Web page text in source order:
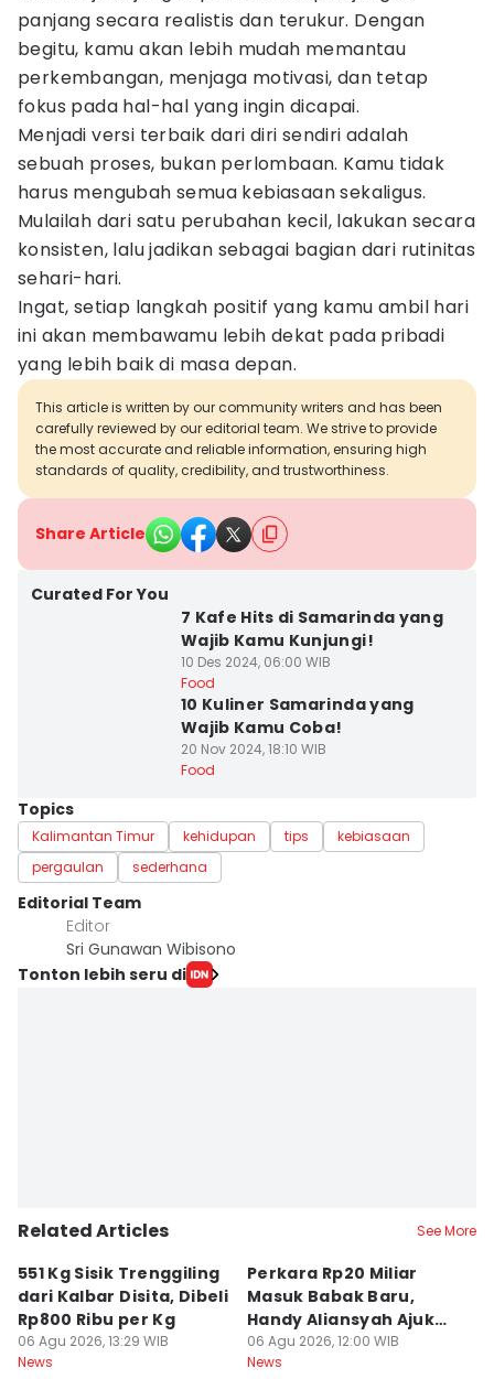
panjang secara realistis dan terukur. Dengan
begitu, kamu akan lebih mudah memantau
perkembangan, menjaga motivasi, dan tetap
fokus pada hal-hal yang ingin dicapai.
Menjadi versi terbaik dari diri sendiri adalah
sebuah proses, bukan perlombaan. Kamu tidak
harus mengubah semua kebiasaan sekaligus.
Mulailah dari satu perubahan kecil, lakukan secara
konsisten, lalu jadikan sebagai bagian dari rutinitas
sehari-hari.
Ingat, setiap langkah positif yang kamu ambil hari
ini akan membawamu lebih dekat pada pribadi
yang lebih baik di masa depan.
This article is written by our community writers and has been
carefully reviewed by our editorial team. We strive to provide
the most accurate and reliable information, ensuring high
standards of quality, credibility, and trustworthiness.
Share Article
Curated For You
7 Kafe Hits di Samarinda yang
Wajib Kamu Kunjungi!
10 Des 2024, 06:00 WIB
Food
10 Kuliner Samarinda yang
Wajib Kamu Coba!
20 Nov 2024, 18:10 WIB
Food
Topics
Kalimantan Timur kehidupan tips
kebiasaan
pergaulan
sederhana
Editorial Team
Editor
Sri Gunawan Wibisono
Tonton lebih seru di
Related Articles See More
551 Kg Sisik Trenggiling
dari Kalbar Disita, Dibeli
Rp800 Ribu per Kg
06 Agu 2026, 13:29 WIB
News
Perkara Rp20 Miliar
Masuk Babak Baru,
Handy Aliansyah Ajukan
Banding
06 Agu 2026, 12:00 WIB
News